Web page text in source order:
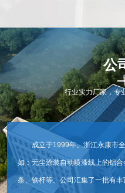
公
行业实力厂家，专
成立于1999年。浙江永康市
如：无尘涂装自动喷漆线上的铝
条、铁杆等。公司汇集了一批有